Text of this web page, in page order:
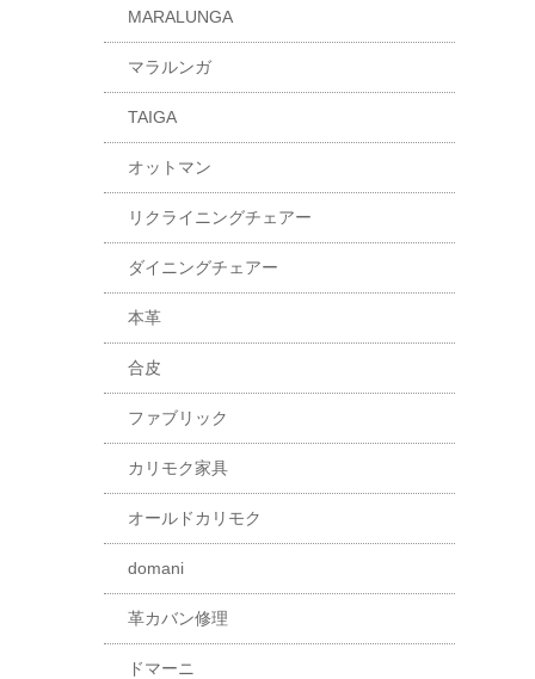
MARALUNGA
マラルンガ
TAIGA
オットマン
リクライニングチェアー
ダイニングチェアー
本革
合皮
ファブリック
カリモク家具
オールドカリモク
domani
革カバン修理
ドマーニ